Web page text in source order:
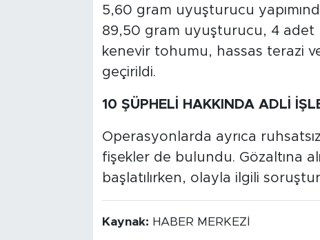
5,60 gram uyuşturucu
89,50 gram uyuşturucu, 4 adet
kenevir tohumu, hassas terazi
geçirildi.
10 ŞÜPHELİ HAKKINDA ADLİ
Operasyonlarda ayrıca
fişekler de bulundu. Gözaltına
başlatılırken, olayla ilgili
Kaynak: HABER MERKEZİ